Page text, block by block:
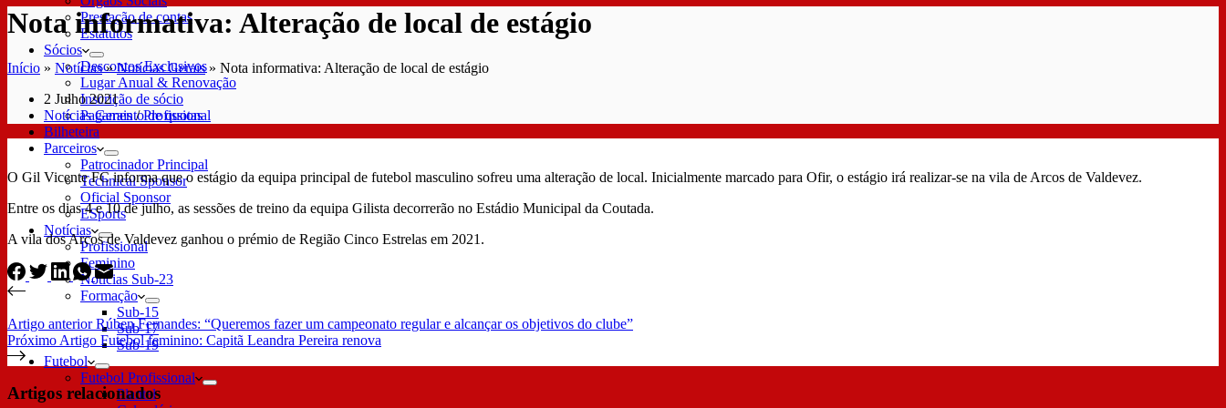
Prestação de contas
Estatutos
Sócios
Descontos Exclusivos
Lugar Anual & Renovação
Inscrição de sócio
Pagamento de quotas
Bilheteira
Parceiros
Patrocinador Principal
Technical Sponsor
Oficial Sponsor
ESports
Notícias
Profissional
Feminino
Notícias Sub-23
Formação
Sub-15
Sub-17
Sub-19
Futebol
Futebol Profissional
Plantel
Nota informativa: Alteração de local de estágio
Início » Notícias»Notícias Gerais» Nota informativa: Alteração de local de estágio
2 Julho 2021
Notícias Gerais/Profissional
O Gil Vicente FC informa que o estágio da equipa principal de futebol masculino sofreu uma alteração de local. Inicialmente marcado para Ofir, o estágio irá realizar-se na vila de Arcos de Valdevez.
Entre os dias 4 e 10 de julho, as sessões de treino da equipa Gilista decorrerão no Estádio Municipal da Coutada.
A vila dos Arcos de Valdevez ganhou o prémio de Região Cinco Estrelas em 2021.
Artigo anteriorRúben Fernandes: “Queremos fazer um campeonato regular e alcançar os objetivos do clube”
Próximo Artigo Futebol feminino: Capitã Leandra Pereira renova
Artigos relacionados